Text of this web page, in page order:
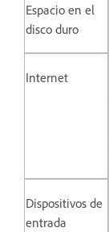
Espacio en el
disco duro
Internet
Dispositivos de
entrada